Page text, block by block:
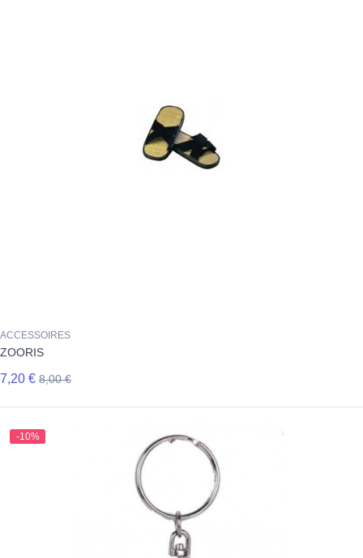
ACCESSOIRES
ZOORIS
7,20 € 8,00 €
-10%